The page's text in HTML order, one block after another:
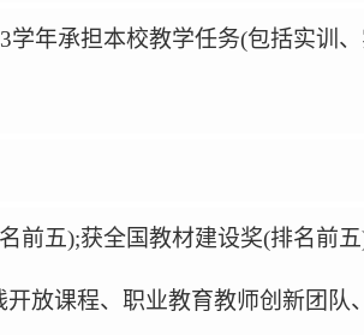
3学年承担本校教学任务(包括实训
前五);获全国教材建设奖(排名前五
放课程、职业教育教师创新团队